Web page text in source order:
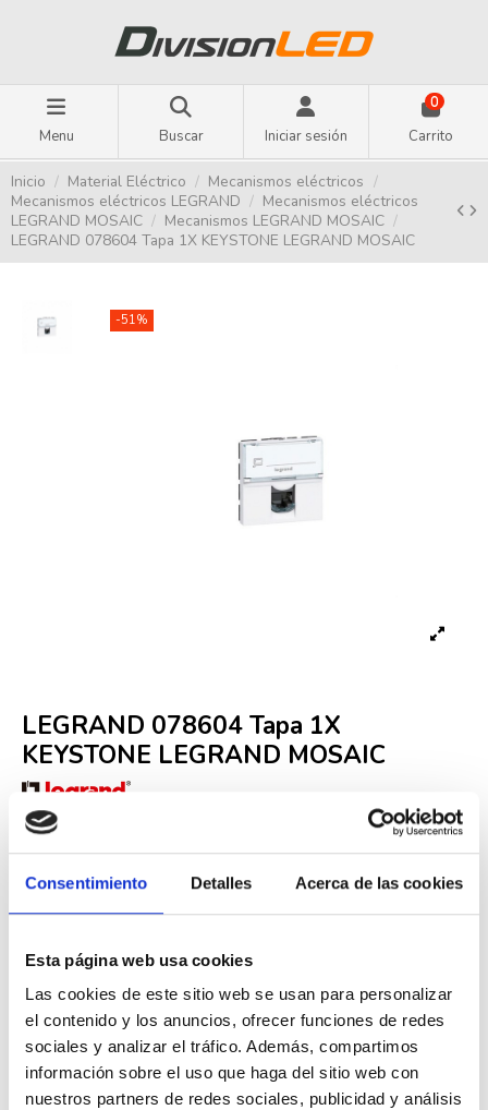
Consentimiento Detalles Acerca de las cookies
Esta página web usa cookies
Las cookies de este sitio web se usan para personalizar
el contenido y los anuncios, ofrecer funciones de redes
sociales y analizar el tráfico. Además, compartimos
información sobre el uso que haga del sitio web con
nuestros partners de redes sociales, publicidad y análisis
Menu Buscar Iniciar sesión
0
Carrito
Inicio Material Eléctrico
Mecanismos eléctricos
Mecanismos eléctricos LEGRAND
Mecanismos eléctricos
LEGRAND MOSAIC
Mecanismos LEGRAND MOSAIC
LEGRAND 078604 Tapa 1X KEYSTONE LEGRAND MOSAIC
-51%
LEGRAND 078604 Tapa 1X
KEYSTONE LEGRAND MOSAIC
Referencia
Fuera de stock
4,42 €9,03 € -51%
Iva incluido
Descripción